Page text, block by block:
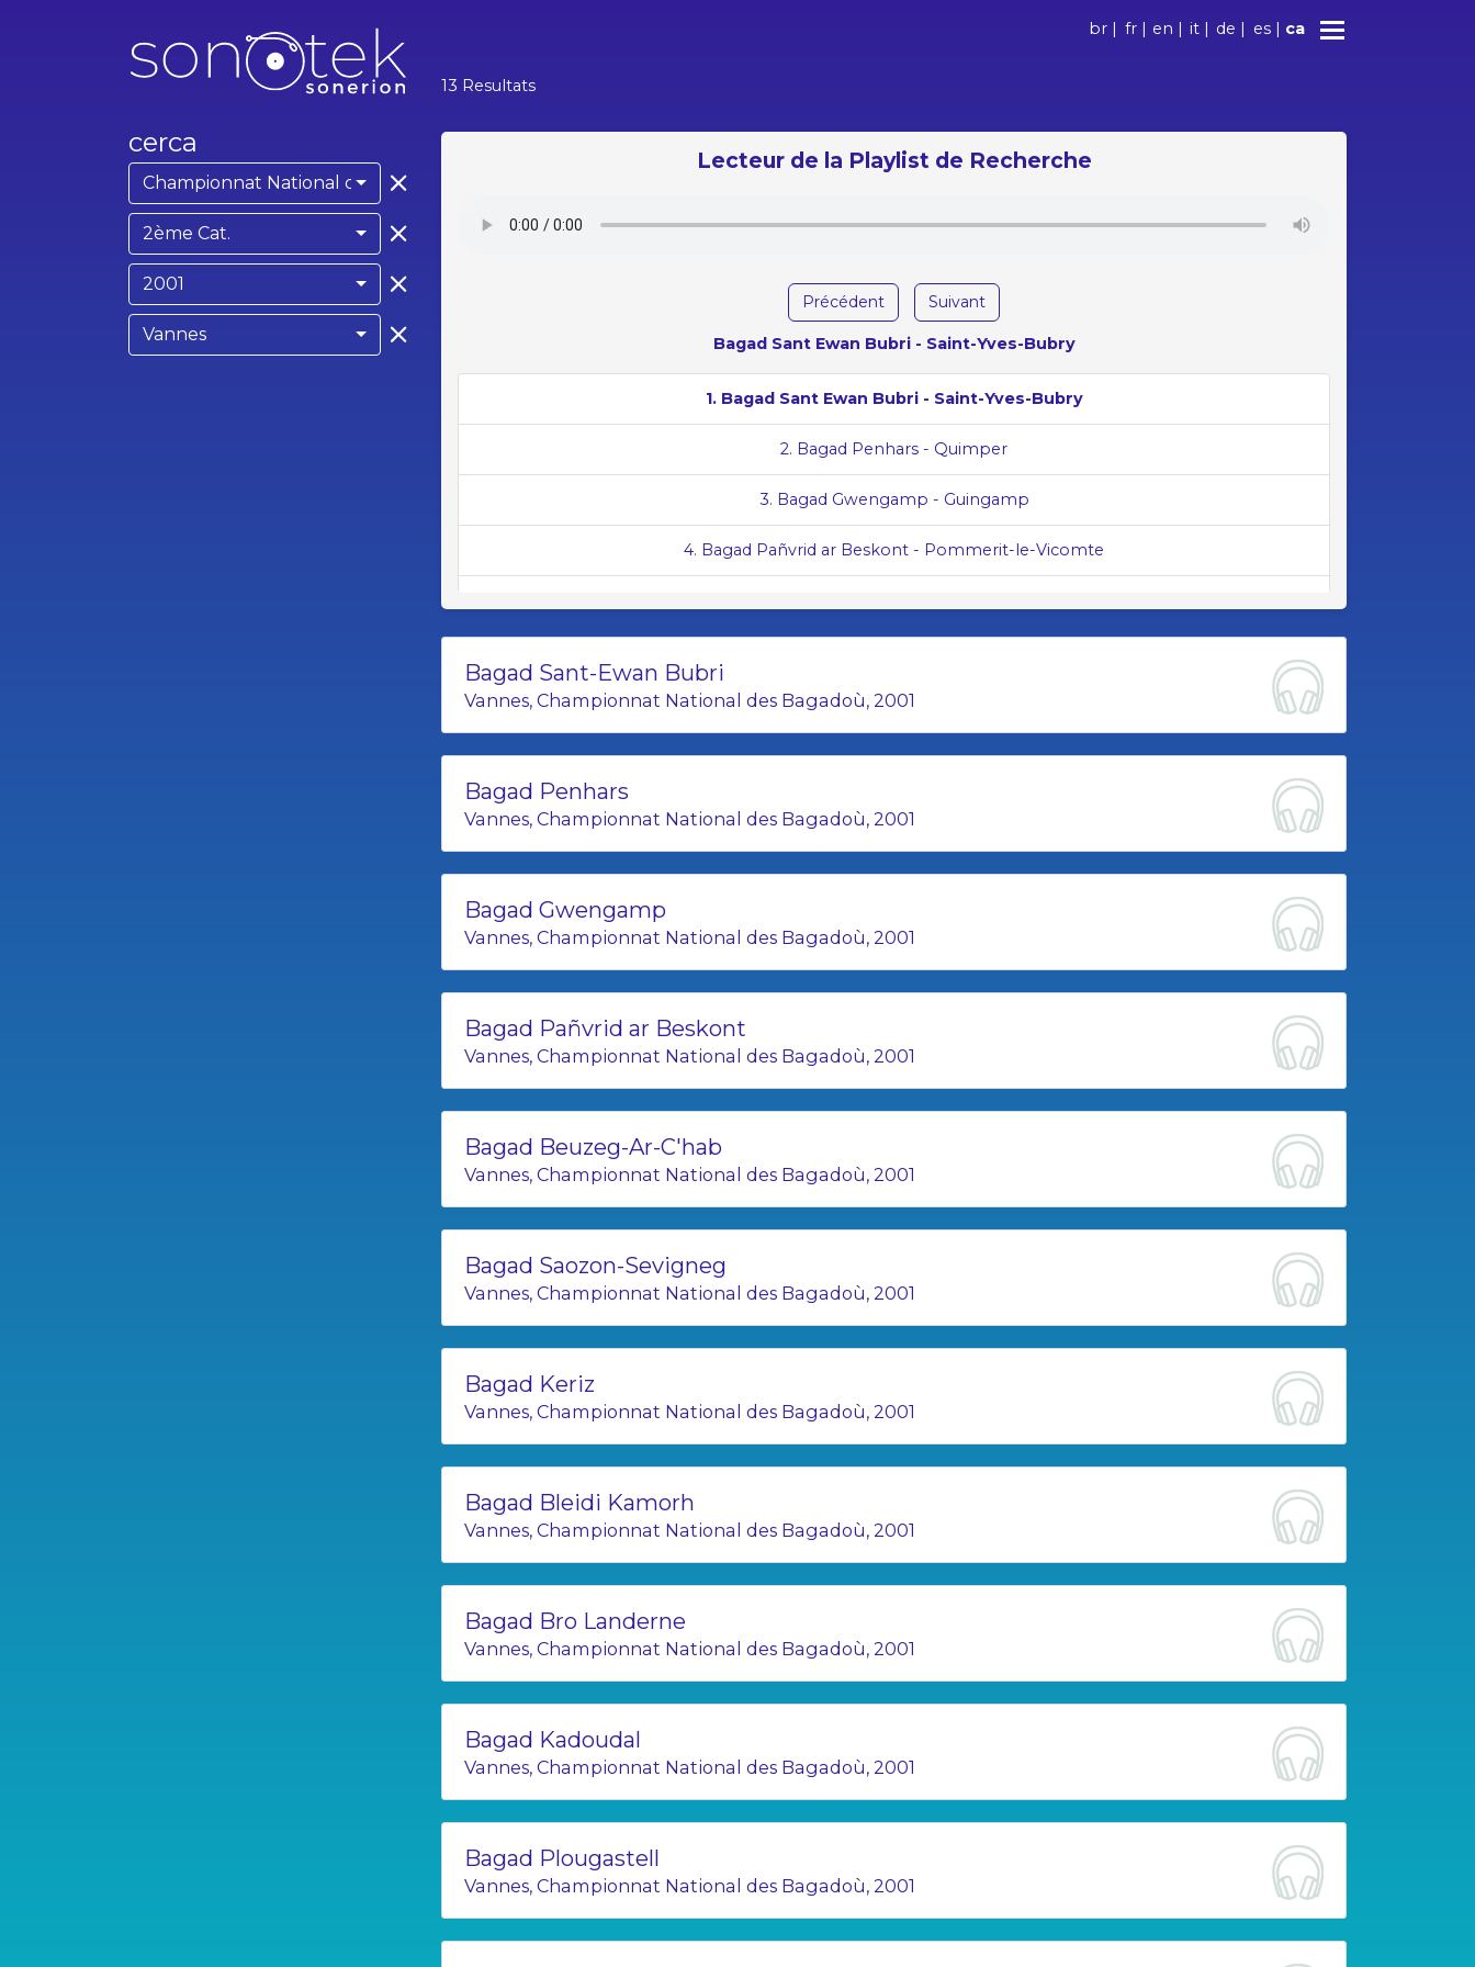
cerca
Championnat National des Bagadoù
2ème Cat.
2001
Vannes
br | fr | en | it | de | es | ca
13 Resultats
Lecteur de la Playlist de Recherche
Précédent Suivant
Bagad Sant Ewan Bubri - Saint-Yves-Bubry
1. Bagad Sant Ewan Bubri - Saint-Yves-Bubry
2. Bagad Penhars - Quimper
3. Bagad Gwengamp - Guingamp
4. Bagad Pañvrid ar Beskont - Pommerit-le-Vicomte
7. Bagad Keriz - Clichy
8. Bagad Bleidi Kamorh - Camors
10. Bagad Kadoudal - Vern-sur-Seiche
12. Bagad Bro Konk Kerne - Concarneau (pays de)
Bagad Sant-Ewan Bubri
Vannes, Championnat National des Bagadoù, 2001
Bagad Penhars
Vannes, Championnat National des Bagadoù, 2001
Bagad Gwengamp
Vannes, Championnat National des Bagadoù, 2001
Bagad Pañvrid ar Beskont
Vannes, Championnat National des Bagadoù, 2001
Bagad Beuzeg-Ar-C'hab
Vannes, Championnat National des Bagadoù, 2001
Bagad Saozon-Sevigneg
Vannes, Championnat National des Bagadoù, 2001
Bagad Keriz
Vannes, Championnat National des Bagadoù, 2001
Bagad Bleidi Kamorh
Vannes, Championnat National des Bagadoù, 2001
Bagad Bro Landerne
Vannes, Championnat National des Bagadoù, 2001
Bagad Kadoudal
Vannes, Championnat National des Bagadoù, 2001
Bagad Plougastell
Vannes, Championnat National des Bagadoù, 2001